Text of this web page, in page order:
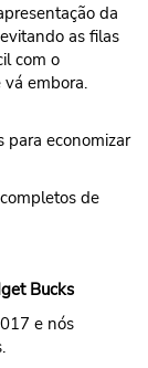
da
as filas
com o
vá embora.
para economizar
de
Bucks
e nós